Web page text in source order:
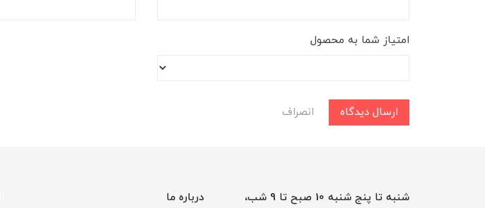
امتیاز شما به محصول
ارسال دیدگاه انصراف
شنبه تا پنج شنبه 10 صبح تا 9 شب، درباره ما